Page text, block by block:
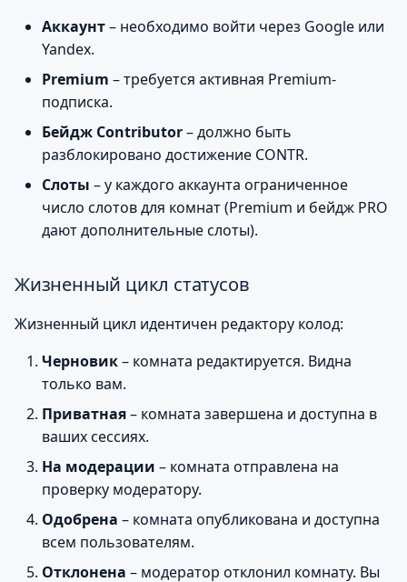
Подсказки и ошибки
Скриншоты
Аккаунт– необходимо войти через Google или
Yandex.
Premium – требуется активная Premium-
подписка.
Бейдж Contributor– должно быть
разблокировано достижение CONTR.
Слоты – у каждого аккаунта ограниченное
число слотов для комнат (Premium и бейдж PRO
дают дополнительные слоты).
Жизненный цикл статусов
Жизненный цикл идентичен редактору колод:
Черновик– комната редактируется. Видна
только вам.
Приватная– комната завершена и доступна в
ваших сессиях.
На модерации – комната отправлена на
проверку модератору.
Одобрена – комната опубликована и доступна
всем пользователям.
Отклонена – модератор отклонил комнату. Вы